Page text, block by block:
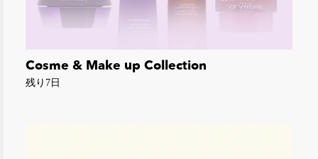
Cosme & Make up Collection
残り7日